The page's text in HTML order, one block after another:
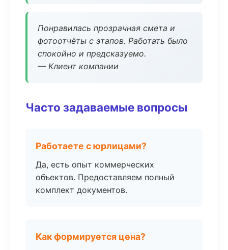
Понравилась прозрачная смета и
фотоотчёты с этапов. Работать было
спокойно и предсказуемо.
— Клиент компании
Часто задаваемые вопросы
Работаете с юрлицами?
Да, есть опыт коммерческих
объектов. Предоставляем полный
комплект документов.
Как формируется цена?